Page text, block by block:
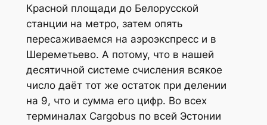
Красной площади до Белорусской
станции на метро, затем опять
пересаживаемся на аэроэкспресс и в
Шереметьево. А потому, что в нашей
десятичной системе счисления всякое
число даёт тот же остаток при делении
на 9, что и сумма его цифр. Во всех
терминалах Cargobus по всей Эстонии